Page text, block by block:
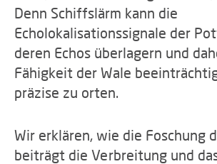
Denn Schiffslärm kann die
Echolokalisationssignale der
deren Echos überlagern und
Fähigkeit der Wale
präzise zu orten.
Wir erklären, wie die Foschung
beiträgt die Verbreitung und